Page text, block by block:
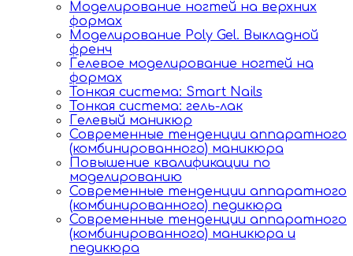
Моделирование ногтей на верхних
формах
Моделирование Poly Gel. Выкладной
френч
Гелевое моделирование ногтей на
формах
Тонкая система: Smart Nails
Тонкая система: гель-лак
Гелевый маникюр
Современные тенденции аппаратного
(комбинированного) маникюра
Повышение квалификации по
моделированию
Современные тенденции аппаратного
(комбинированного) педикюра
Современные тенденции аппаратного
(комбинированного) маникюра и
педикюра